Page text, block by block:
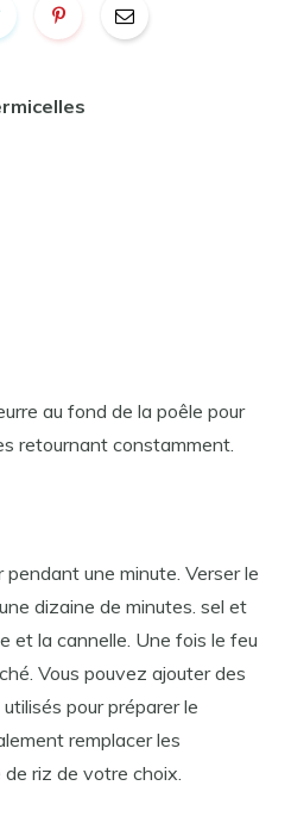
au fond de la poêle pour
retournant constamment.
pendant une minute. Verser le
dizaine de minutes. sel et
et la cannelle. Une fois le feu
Vous pouvez ajouter des
pour préparer le
remplacer les
riz de votre choix.